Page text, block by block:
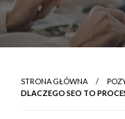
STRONA GŁÓWNA
DLACZEGO SEO TO